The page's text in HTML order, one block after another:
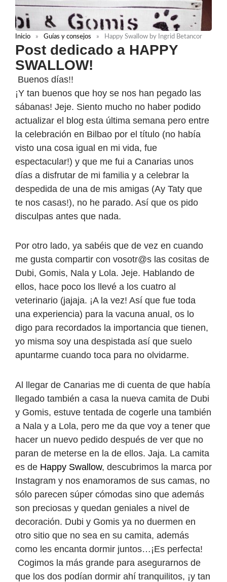
Inicio » Guías y consejos » Happy Swallow by Ingrid Betancor
Post dedicado a HAPPY
SWALLOW!
Buenos días!!
¡Y tan buenos que hoy se nos han pegado las
sábanas! Jeje. Siento mucho no haber podido
actualizar el blog esta última semana pero entre
la celebración en Bilbao por el título (no había
visto una cosa igual en mi vida, fue
espectacular!) y que me fui a Canarias unos
días a disfrutar de mi familia y a celebrar la
despedida de una de mis amigas (Ay Taty que
te nos casas!), no he parado. Así que os pido
disculpas antes que nada.
Por otro lado, ya sabéis que de vez en cuando
me gusta compartir con vosotr@s las cositas de
Dubi, Gomis, Nala y Lola. Jeje. Hablando de
ellos, hace poco los llevé a los cuatro al
veterinario (jajaja. ¡A la vez! Así que fue toda
una experiencia) para la vacuna anual, os lo
digo para recordados la importancia que tienen,
yo misma soy una despistada así que suelo
apuntarme cuando toca para no olvidarme.
Al llegar de Canarias me di cuenta de que había
llegado también a casa la nueva camita de Dubi
y Gomis, estuve tentada de cogerle una también
a Nala y a Lola, pero me da que voy a tener que
hacer un nuevo pedido después de ver que no
paran de meterse en la de ellos. Jaja. La camita
es de Happy Swallow, descubrimos la marca por
Instagram y nos enamoramos de sus camas, no
sólo parecen súper cómodas sino que además
son preciosas y quedan geniales a nivel de
decoración. Dubi y Gomis ya no duermen en
otro sitio que no sea en su camita, además
como les encanta dormir juntos…¡Es perfecta!
Cogimos la más grande para asegurarnos de
que los dos podían dormir ahí tranquilitos, ¡y tan